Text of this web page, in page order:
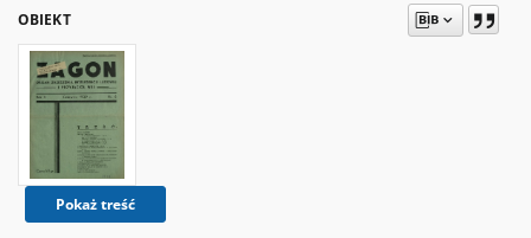
OBIEKT
Pokaż treść